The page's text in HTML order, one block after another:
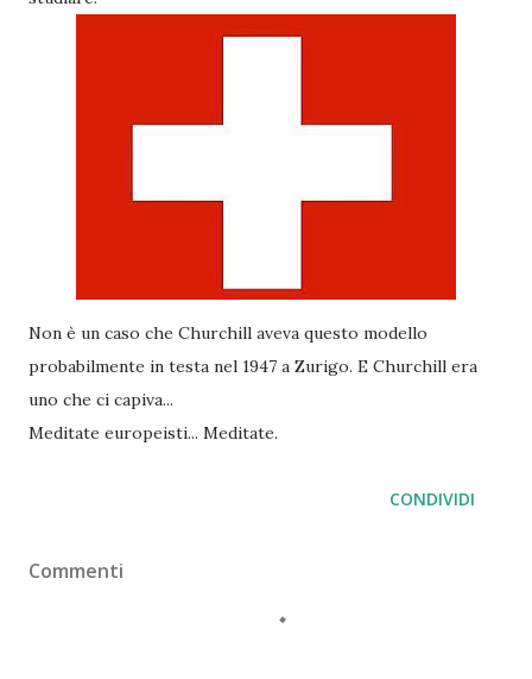
Non è un caso che Churchill aveva questo modello
probabilmente in testa nel 1947 a Zurigo. E Churchill era
uno che ci capiva...
Meditate europeisti... Meditate.
CONDIVIDI
Commenti